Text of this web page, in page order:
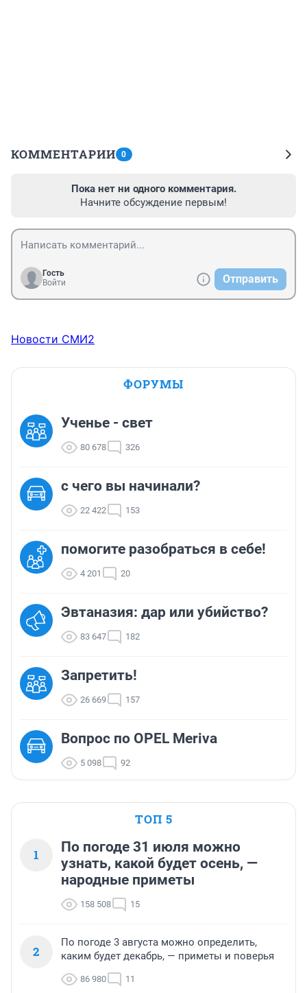
КОММЕНТАРИИ 0
Пока нет ни одного комментария.
Начните обсуждение первым!
Гость
Войти
Отправить
Новости СМИ2
ФОРУМЫ
Ученье - свет
80 678 326
с чего вы начинали?
22 422 153
помогите разобраться в себе!
4 201 20
Эвтаназия: дар или убийство?
83 647 182
Запретить!
26 669 157
Вопрос по OPEL Meriva
5 098 92
ТОП 5
1
По погоде 31 июля можно
узнать, какой будет осень, —
народные приметы
158 508 15
2
По погоде 3 августа можно определить,
каким будет декабрь, — приметы и поверья
86 980 11